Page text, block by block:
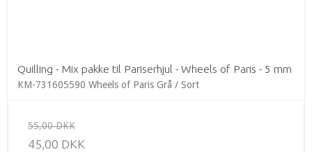
Quilling - Mix pakke til Pariserhjul - Wheels of Paris - 5 mm
KM-731605590 Wheels of Paris Grå / Sort
55,00 DKK
45,00 DKK